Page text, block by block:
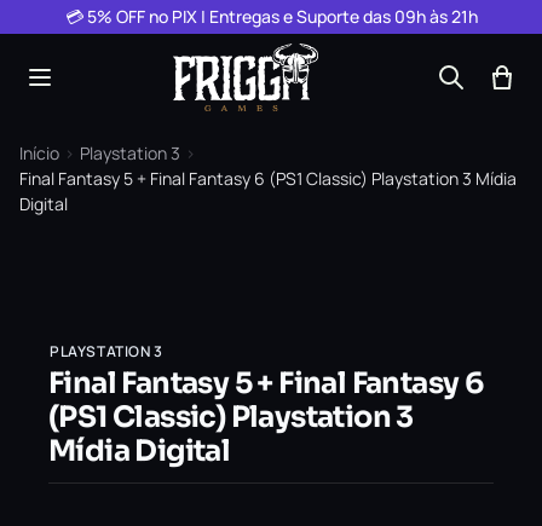
Pular para o conteúdo
💳 5% OFF no PIX | Entregas e Suporte das 09h às 21h
Início › Playstation 3 ›
Final Fantasy 5 + Final Fantasy 6 (PS1 Classic) Playstation 3 Mídia
Digital
PLAYSTATION 3
Final Fantasy 5 + Final Fantasy 6
(PS1 Classic) Playstation 3
Mídia Digital